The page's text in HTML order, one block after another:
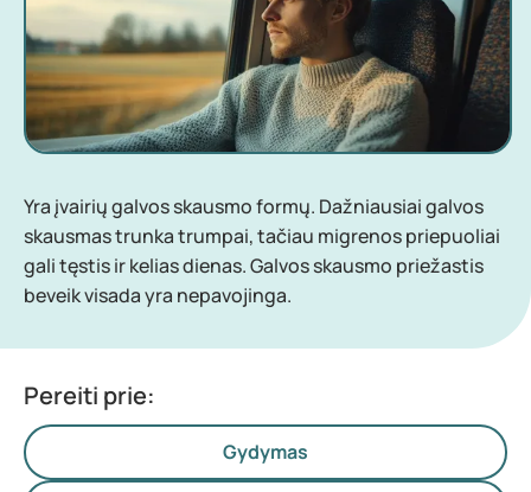
Yra įvairių galvos skausmo formų. Dažniausiai galvos
skausmas trunka trumpai, tačiau migrenos priepuoliai
gali tęstis ir kelias dienas. Galvos skausmo priežastis
beveik visada yra nepavojinga.
Pereiti prie:
Gydymas